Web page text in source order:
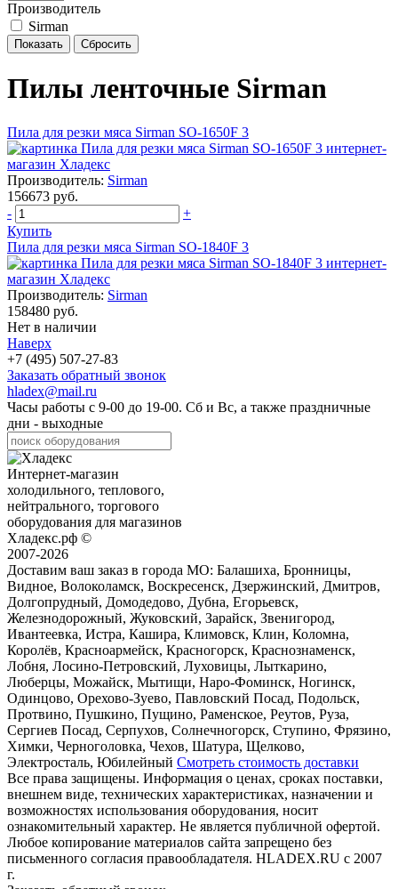
Производитель
Sirman
Пилы ленточные Sirman
Пила для резки мяса Sirman SO-1650F 3
Производитель: Sirman
156673 руб.
-
+
Купить
Пила для резки мяса Sirman SO-1840F 3
Производитель: Sirman
158480 руб.
Нет в наличии
Наверх
+7 (495) 507-27-83
Заказать обратный звонок
hladex@mail.ru
Часы работы с 9-00 до 19-00. Сб и Вс, а также праздничные
дни - выходные
Интернет-магазин
холодильного, теплового,
нейтрального, торгового
оборудования для магазинов
Хладекс.рф ©
2007-2026
Доставим ваш заказ в города МО: Балашиха, Бронницы,
Видное, Волоколамск, Воскресенск, Дзержинский, Дмитров,
Долгопрудный, Домодедово, Дубна, Егорьевск,
Железнодорожный, Жуковский, Зарайск, Звенигород,
Ивантеевка, Истра, Кашира, Климовск, Клин, Коломна,
Королёв, Красноармейск, Красногорск, Краснознаменск,
Лобня, Лосино-Петровский, Луховицы, Лыткарино,
Люберцы, Можайск, Мытищи, Наро-Фоминск, Ногинск,
Одинцово, Орехово-Зуево, Павловский Посад, Подольск,
Протвино, Пушкино, Пущино, Раменское, Реутов, Руза,
Сергиев Посад, Серпухов, Солнечногорск, Ступино, Фрязино,
Химки, Черноголовка, Чехов, Шатура, Щелково,
Электросталь, Юбилейный Смотреть стоимость доставки
Все права защищены. Информация о ценах, сроках поставки,
внешнем виде, технических характеристиках, назначении и
возможностях использования оборудования, носит
ознакомительный характер. Не является публичной офертой.
Любое копирование материалов сайта запрещено без
письменного согласия правообладателя. HLADEX.RU c 2007
г.